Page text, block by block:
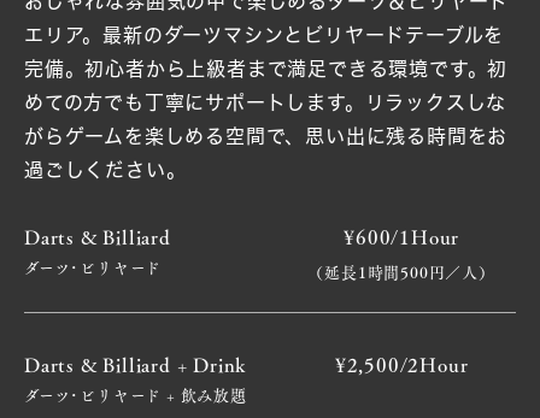
エリア。最新のダーツマシンとビリヤードテーブルを
完備。初心者から上級者まで満足できる環境です。初
めての方でも丁寧にサポートします。リラックスしな
がらゲームを楽しめる空間で、思い出に残る時間をお
過ごしください。
Darts & Billiard
ダーツ･ビリヤード
¥600/1Hour
（延長1時間500円／人）
Darts & Billiard + Drink
ダーツ･ビリヤード + 飲み放題
¥2,500/2Hour